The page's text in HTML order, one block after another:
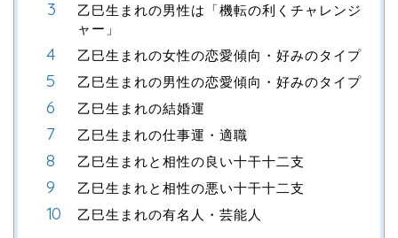
乙巳生まれの男性は「機転の利くチャレンジ
ャー」
乙巳生まれの女性の恋愛傾向・好みのタイプ
乙巳生まれの男性の恋愛傾向・好みのタイプ
乙巳生まれの結婚運
乙巳生まれの仕事運・適職
乙巳生まれと相性の良い十干十二支
乙巳生まれと相性の悪い十干十二支
乙巳生まれの有名人・芸能人